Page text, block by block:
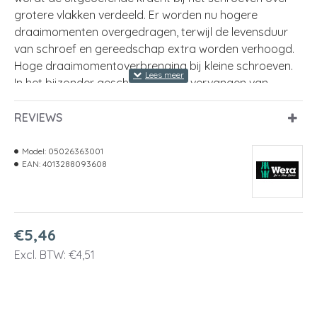
grotere vlakken verdeeld. Er worden nu hogere
draaimomenten overgedragen, terwijl de levensduur
van schroef en gereedschap extra worden verhoogd.
Hoge draaimomentoverbrenging bij kleine schroeven.
In het bijzonder geschikt voor het vervangen van
wisselmessen. De Blacklaser-oppervlakbehandeling
zorgt voor een uitstekende oppervlakbescherming,
Meervoudig voor extra grip.
TORX PLUS® vlagsleutel voor binnen TORX PLUS® schr
- Ronde kling met BlackLaser-finish voor uitstekende
REVIEWS
€5,46
Excl. BTW: €4,51
Model: 05026363001
EAN: 4013288093608